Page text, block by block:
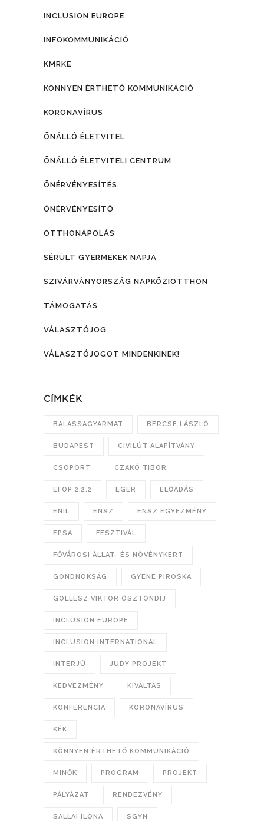
INCLUSION EUROPE
INFOKOMMUNIKÁCIÓ
KMRKE
KÖNNYEN ÉRTHETŐ KOMMUNIKÁCIÓ
KORONAVÍRUS
ÖNÁLLÓ ÉLETVITEL
ÖNÁLLÓ ÉLETVITELI CENTRUM
ÖNÉRVÉNYESÍTÉS
ÖNÉRVÉNYESÍTŐ
OTTHONÁPOLÁS
SÉRÜLT GYERMEKEK NAPJA
SZIVÁRVÁNYORSZÁG NAPKÖZIOTTHON
TÁMOGATÁS
VÁLASZTÓJOG
VÁLASZTÓJOGOT MINDENKINEK!
CÍMKÉK
BALASSAGYARMAT BERCSE LÁSZLÓ
BUDAPEST CIVILÚT ALAPÍTVÁNY
CSOPORT CZAKÓ TIBOR
EFOP 2.2.2 EGER ELŐADÁS
ENIL ENSZ ENSZ EGYEZMÉNY
EPSA FESZTIVÁL
FŐVÁROSI ÁLLAT- ÉS NÖVÉNYKERT
GONDNOKSÁG GYENE PIROSKA
GÖLLESZ VIKTOR ÖSZTÖNDÍJ
INCLUSION EUROPE
INCLUSION INTERNATIONAL
INTERJÚ JUDY PROJEKT
KEDVEZMÉNY KIVÁLTÁS
KONFERENCIA KORONAVÍRUS
KÉK
KÖNNYEN ÉRTHETŐ KOMMUNIKÁCIÓ
MINŐK PROGRAM PROJEKT
PÁLYÁZAT RENDEZVÉNY
SALLAI ILONA SGYN